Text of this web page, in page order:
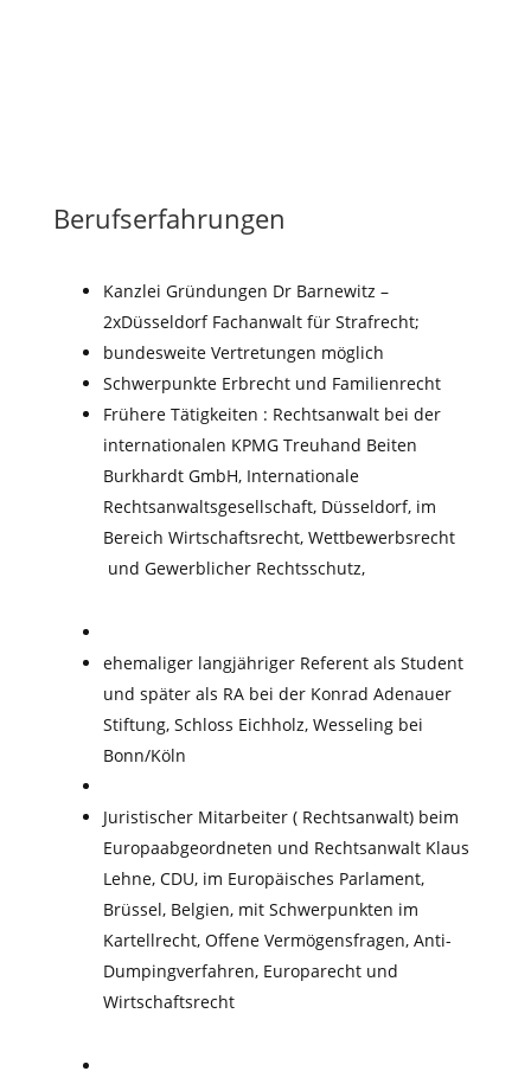
Berufserfahrungen
Kanzlei Gründungen Dr Barnewitz –
2xDüsseldorf Fachanwalt für Strafrecht;
bundesweite Vertretungen möglich
Schwerpunkte Erbrecht und Familienrecht
Frühere Tätigkeiten : Rechtsanwalt bei der
internationalen KPMG Treuhand Beiten
Burkhardt GmbH, Internationale
Rechtsanwaltsgesellschaft, Düsseldorf, im
Bereich Wirtschaftsrecht, Wettbewerbsrecht
und Gewerblicher Rechtsschutz,
ehemaliger langjährigerReferent als Student
und später als RA bei der Konrad Adenauer
Stiftung, Schloss Eichholz, Wesseling bei
Bonn/Köln
Juristischer Mitarbeiter ( Rechtsanwalt) beim
Europaabgeordneten und Rechtsanwalt Klaus
Lehne, CDU, im Europäisches Parlament,
Brüssel, Belgien, mit Schwerpunkten im
Kartellrecht, Offene Vermögensfragen, Anti-
Dumpingverfahren, Europarecht und
Wirtschaftsrecht